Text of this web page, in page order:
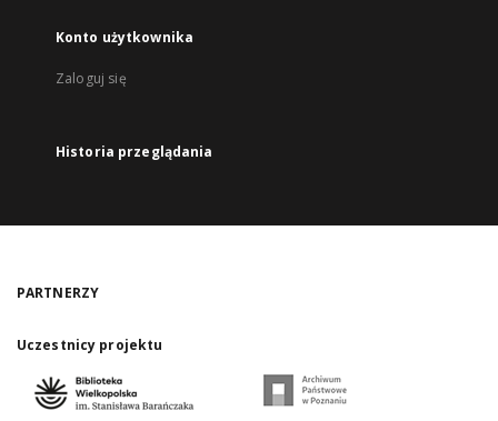
Konto użytkownika
Zaloguj się
Historia przeglądania
PARTNERZY
Uczestnicy projektu